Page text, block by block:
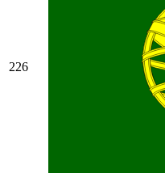
226